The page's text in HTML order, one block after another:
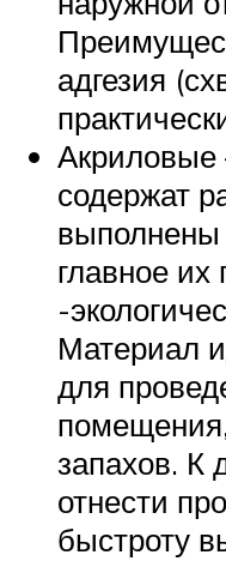
адгезия
Акриловые
содержат
выполнены
главное
-
Материал
для
запахов. К
отнести
быстроту